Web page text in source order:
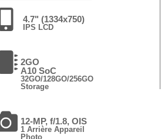
4.7" (1334x750)
IPS LCD
2GO
A10 SoC
32GO/128GO/256GO
Storage
12-MP, f/1.8, OIS
1 Arrière Appareil
Photo